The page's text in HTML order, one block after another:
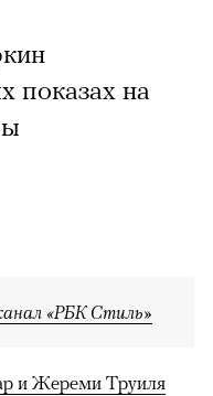
показах на
«РБК Стиль»
и Жереми Труиля